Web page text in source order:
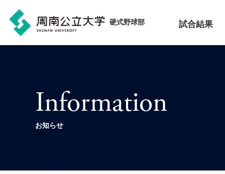
硬式野球部 試合結果
Information
お知らせ